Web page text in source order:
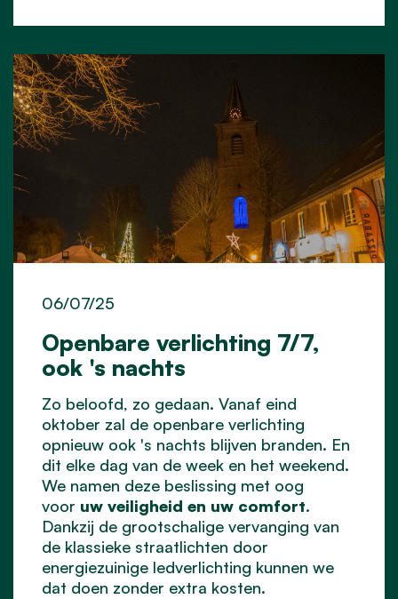
Openbare verlichting 7/7,
ook 's nachts
06/07/25
Zo beloofd, zo gedaan. Vanaf eind
oktober zal de openbare verlichting
opnieuw ook 's nachts blijven branden. En
dit elke dag van de week en het weekend.
We namen deze beslissing met oog
voor uw veiligheid en uw comfort.
Dankzij de grootschalige vervanging van
de klassieke straatlichten door
energiezuinige ledverlichting kunnen we
dat doen zonder extra kosten.